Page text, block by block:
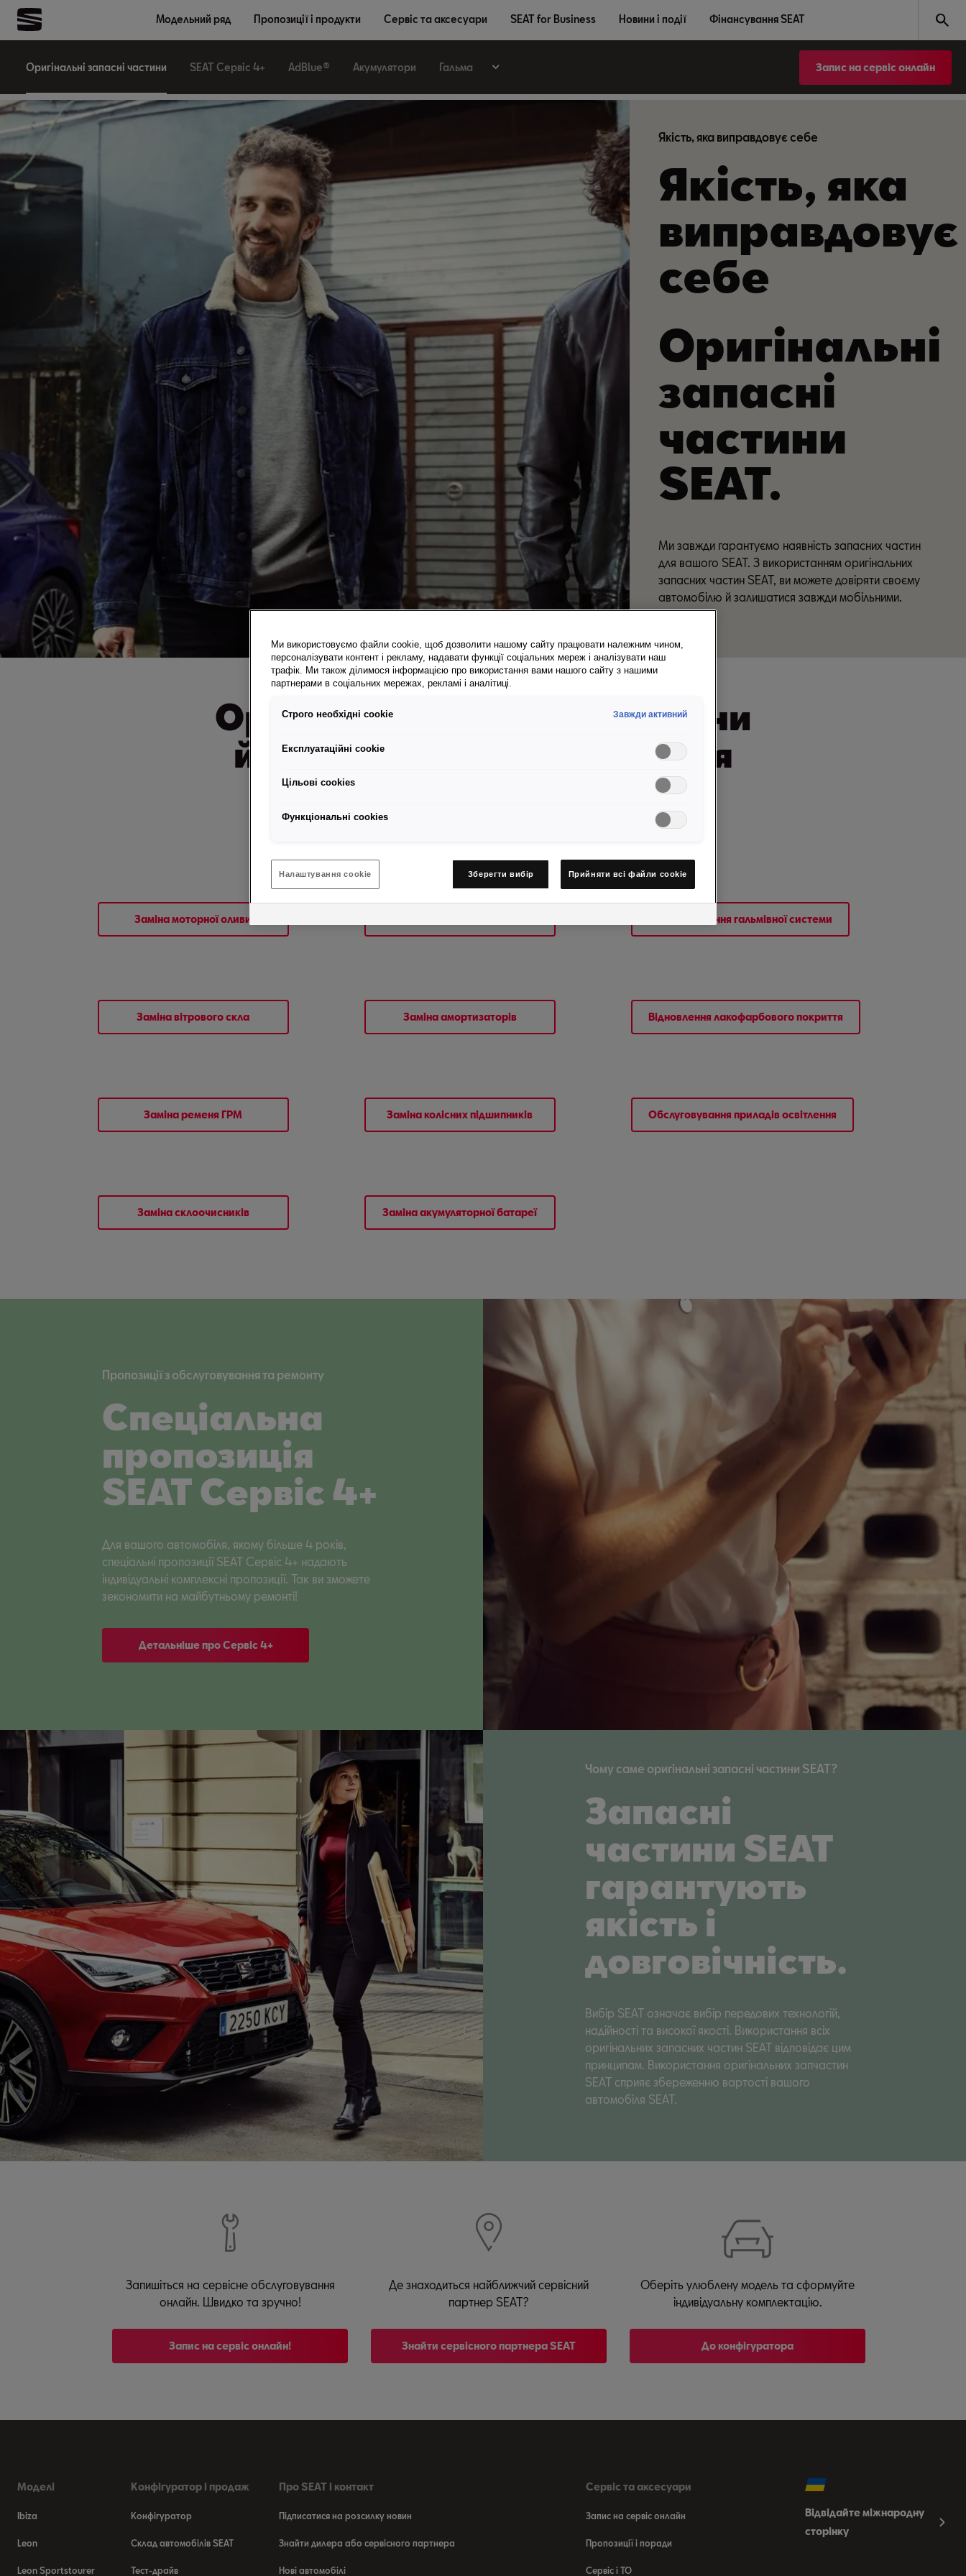
Модельний ряд Пропозиції і продукти Сервіс та аксесуари SEAT for Business Новини і події Фінансування SEAT
Оригінальні запасні частини SEAT Сервіс 4+ AdBlue® Акумулятори Гальма Запис на сервіс онлайн
Якість, яка виправдовує себе
Якість, яка
виправдовує
себе
Оригінальні
запасні
частини
SEAT.
Ми завжди гарантуємо наявність запасних частин
для вашого SEAT. З використанням оригінальних
запасних частин SEAT, ви можете довіряти своєму
автомобілю й залишатися завжди мобільними.
Оригінальні запасні частини
й технічне обслуговування
Заміна моторної оливи Обслуговування гальмівної системи
Заміна вітрового скла Заміна амортизаторів Відновлення лакофарбового покриття
Заміна ременя ГРМ Заміна колісних підшипників Обслуговування приладів освітлення
Заміна склоочисників Заміна акумуляторної батареї
Пропозиції з обслуговування та ремонту
Спеціальна
пропозиція
SEAT Сервіс 4+
Для вашого автомобіля, якому більше 4 років,
спеціальні пропозиції SEAT Сервіс 4+ надають
індивідуальні комплексні пропозиції. Так ви зможете
зекономити на майбутньому ремонті!
Детальніше про Сервіс 4+
Чому саме оригінальні запасні частини SEAT?
Запасні
частини SEAT
гарантують
якість і
довговічність.
Вибір SEAT означає вибір передових технологій,
надійності та високої якості. Використання всіх
оригінальних запасних частин SEAT відповідає цим
принципам. Використання оригінальних запчастин
SEAT сприяє збереженню вартості вашого
автомобіля SEAT.
Запишіться на сервісне обслуговування
онлайн. Швидко та зручно!
Запис на сервіс онлайн!
Де знаходиться найближчий сервісний
партнер SEAT?
Знайти сервісного партнера SEAT
Оберіть улюблену модель та сформуйте
індивідуальну комплектацію.
До конфігуратора
Моделі
Ibiza
Leon
Leon Sportstourer
Конфігуратор і продаж
Конфігуратор
Склад автомобілів SEAT
Тест-драйв
Про SEAT і контакт
Підписатися на розсилку новин
Знайти дилера або сервісного партнера
Нові автомобілі
Сервіс та аксесуари
Запис на сервіс онлайн
Пропозиції і поради
Сервіс і ТО
Відвідайте міжнародну
сторінку
Ми використовуємо файли cookie, щоб дозволити нашому сайту працювати належним чином,
персоналізувати контент і рекламу, надавати функції соціальних мереж і аналізувати наш
трафік. Ми також ділимося інформацією про використання вами нашого сайту з нашими
партнерами в соціальних мережах, рекламі і аналітиці.
Строго необхідні cookie Завжди активний
Експлуатаційні cookie
Цільові сookies
Функціональні cookies
Налаштування cookie Зберегти вибір Прийняти всі файли сookie